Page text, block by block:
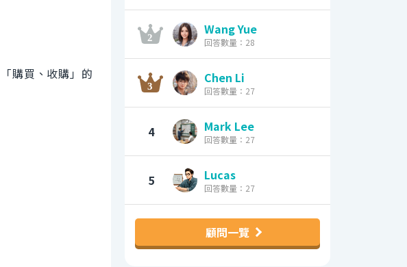
購買、收購」的
Wang Yue
回答數量：28
Chen Li
回答數量：27
4 Mark Lee
回答數量：27
5 Lucas
回答數量：27
顧問一覽